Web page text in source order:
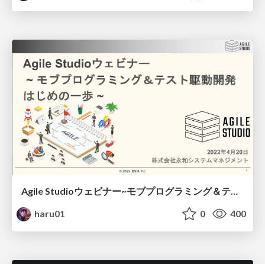
Agile Studioウェビナー~モブプログラミング＆テスト駆動開発はじめの一歩~
haru01
0 400